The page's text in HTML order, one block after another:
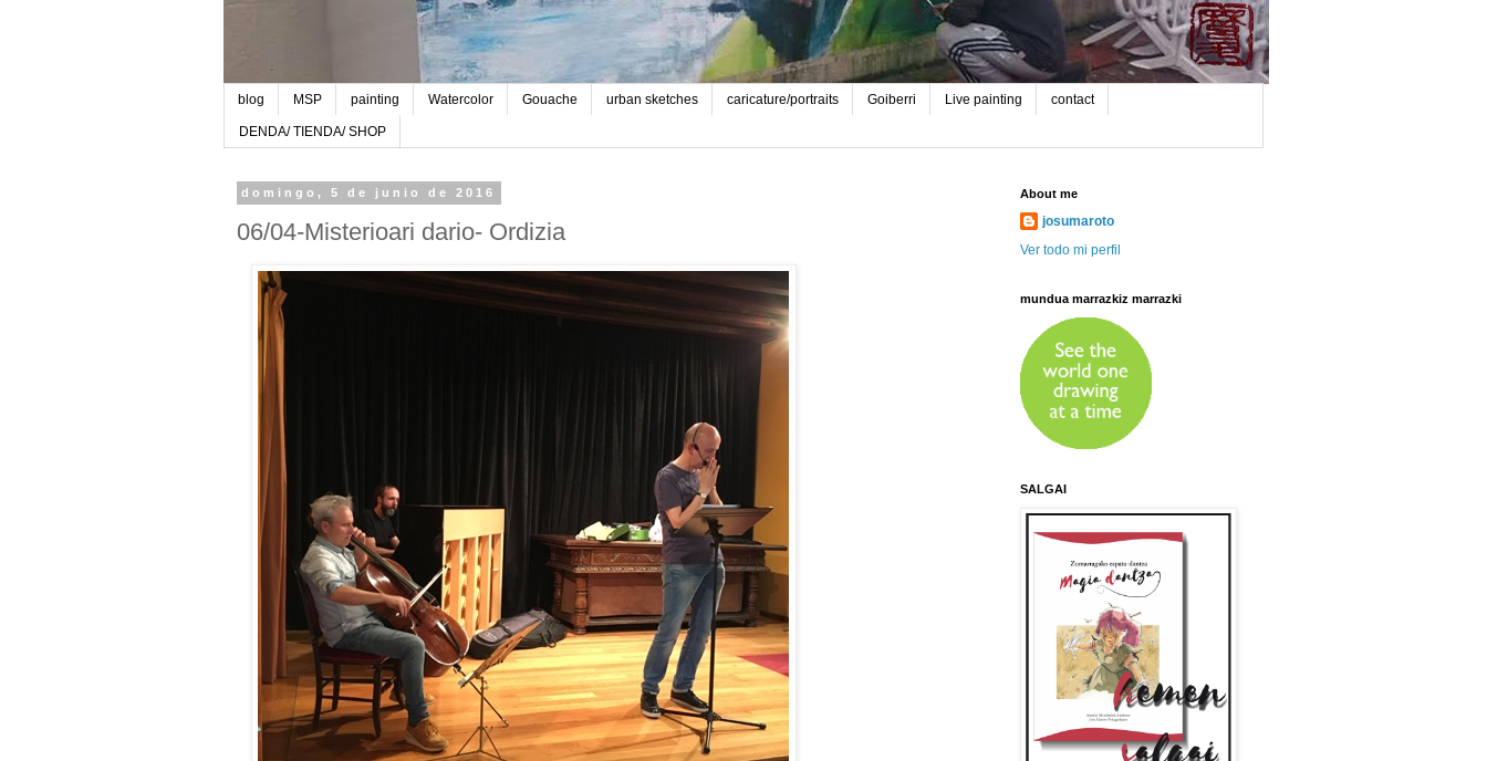
blog MSP painting Watercolor Gouache urban sketches caricature/portraits Goiberri Live painting contact
DENDA/ TIENDA/ SHOP
domingo, 5 de junio de 2016
06/04-Misterioari dario- Ordizia
About me
josumaroto
Ver todo mi perfil
mundua marrazkiz marrazki
SALGAI